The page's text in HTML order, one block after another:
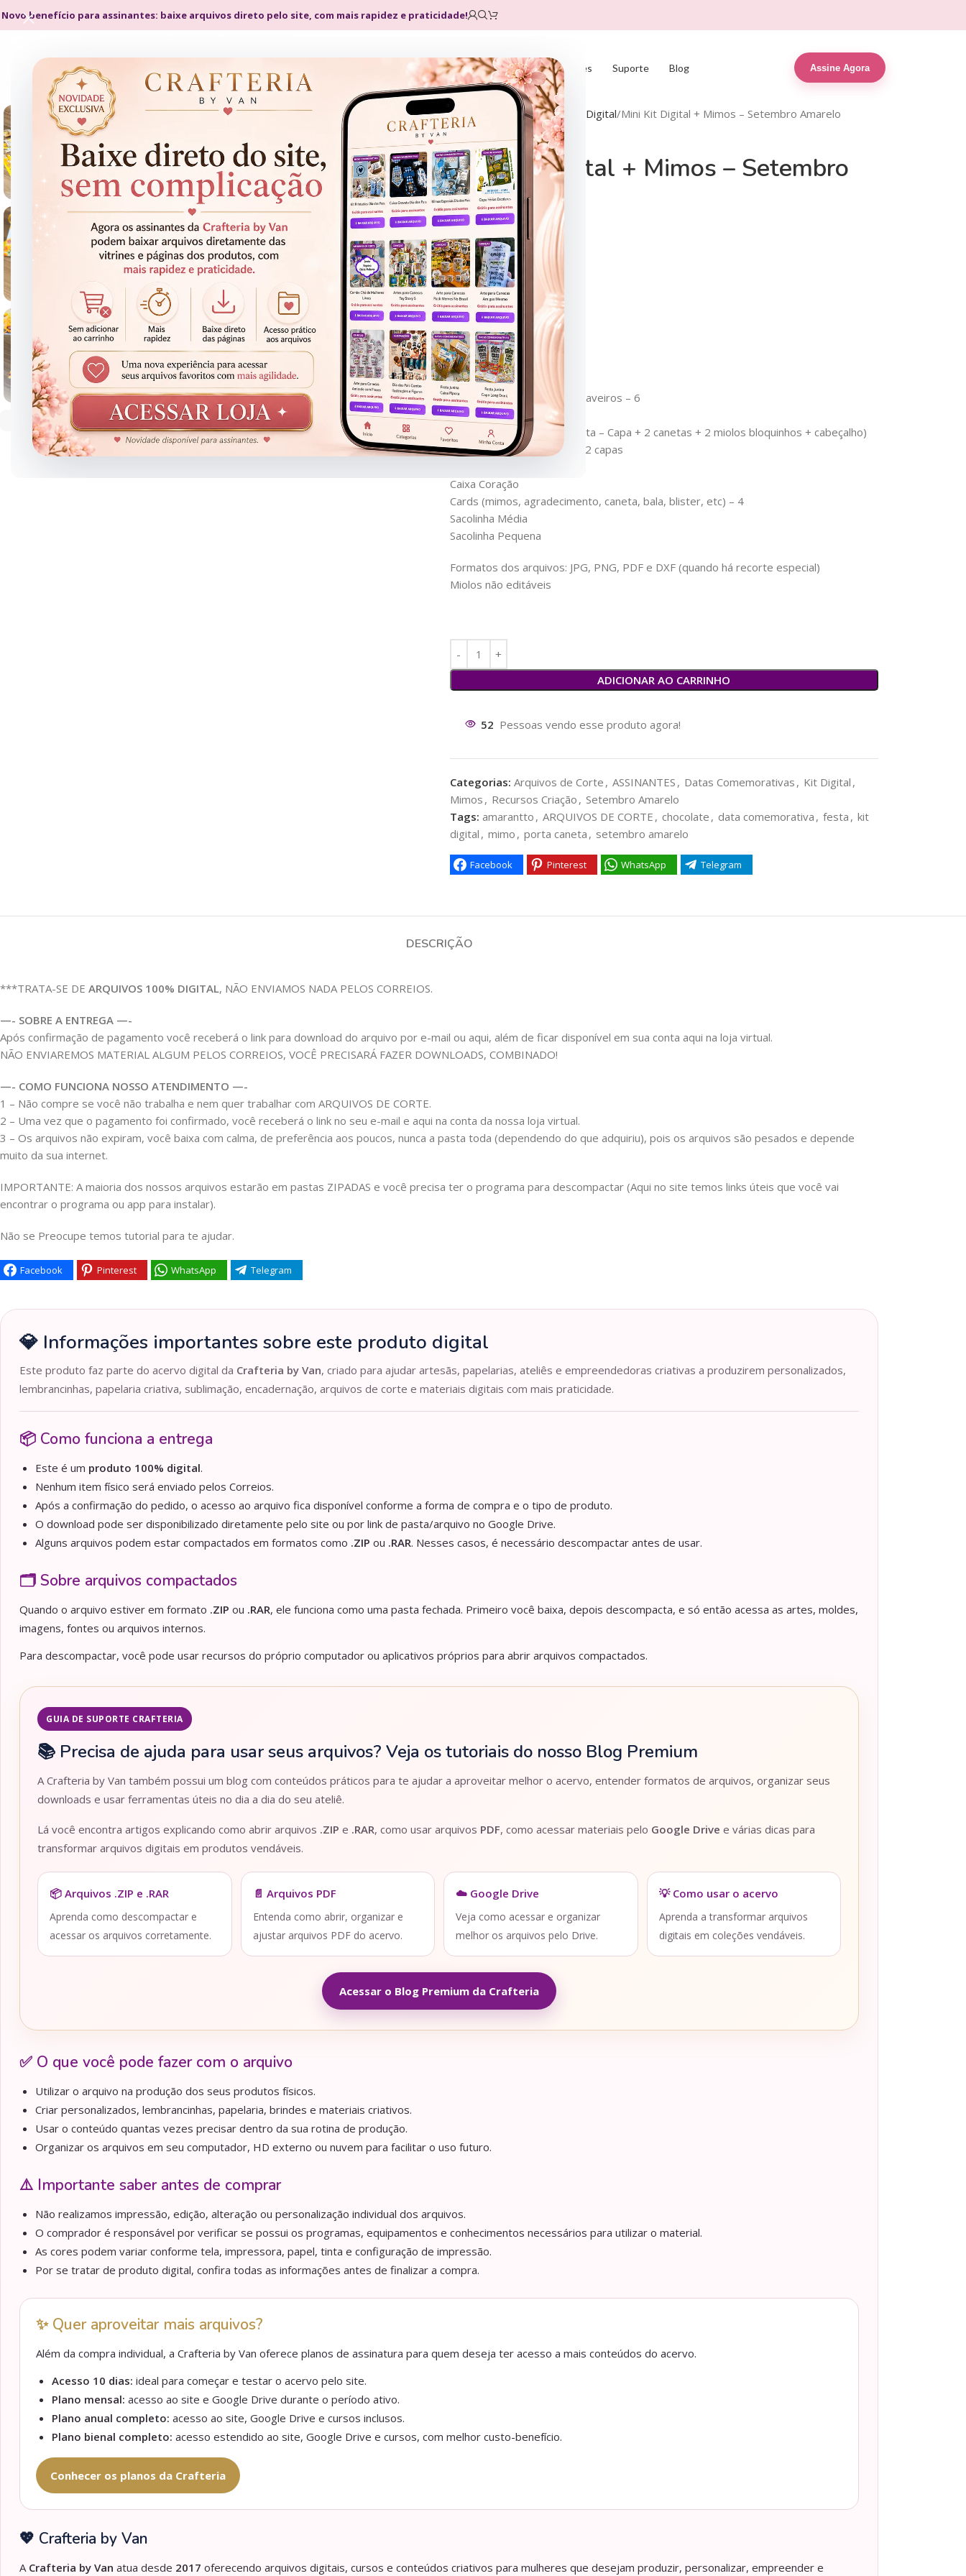
Novo benefício para assinantes: baixe arquivos direto pelo site, com mais rapidez e praticidade!
Home Loja Planos Atualizações Suporte Blog Assine Agora
- 80%
Clique para ampliar
Início Recursos Criação Kit Digital Mini Kit Digital + Mimos – Setembro Amarelo
R$16,00 R$3,90
Mini Kit Digital + Mimos – Setembro
Amarelo
R$10,00 R$ 1,99
Kit Digital:
19 ilustrações
17 papéis digitais (fundos)
27 letterings
Imprimíveis (printables):
Adesivos/Tags/Bottons/Chaveiros – 6
Balinhas – 6
Bloquinho com Capa e Caneta – Capa + 2 canetas + 2 miolos bloquinhos + cabeçalho)
Bloquinhos A6 – 3 miolos + 2 capas
Caixa Coração
Cards (mimos, agradecimento, caneta, bala, blister, etc) – 4
Sacolinha Média
Sacolinha Pequena
Formatos dos arquivos: JPG, PNG, PDF e DXF (quando há recorte especial)
Miolos não editáveis
ADICIONAR AO CARRINHO
49 Pessoas vendo esse produto agora!
Categorias: Arquivos de Corte , ASSINANTES , Datas Comemorativas , Kit Digital ,
Mimos , Recursos Criação , Setembro Amarelo
Tags: amarantto , ARQUIVOS DE CORTE , chocolate , data comemorativa , festa , kit
digital , mimo , porta caneta , setembro amarelo
Facebook Pinterest WhatsApp Telegram
DESCRIÇÃO
***TRATA-SE DE ARQUIVOS 100% DIGITAL, NÃO ENVIAMOS NADA PELOS CORREIOS.
—- SOBRE A ENTREGA —-
Após confirmação de pagamento você receberá o link para download do arquivo por e-mail ou aqui, além de ficar disponível em sua conta aqui na loja virtual.
NÃO ENVIAREMOS MATERIAL ALGUM PELOS CORREIOS, VOCÊ PRECISARÁ FAZER DOWNLOADS, COMBINADO!
—- COMO FUNCIONA NOSSO ATENDIMENTO —-
1 – Não compre se você não trabalha e nem quer trabalhar com ARQUIVOS DE CORTE.
2 – Uma vez que o pagamento foi confirmado, você receberá o link no seu e-mail e aqui na conta da nossa loja virtual.
3 – Os arquivos não expiram, você baixa com calma, de preferência aos poucos, nunca a pasta toda (dependendo do que adquiriu), pois os arquivos são pesados e depende
muito da sua internet.
IMPORTANTE: A maioria dos nossos arquivos estarão em pastas ZIPADAS e você precisa ter o programa para descompactar (Aqui no site temos links úteis que você vai
encontrar o programa ou app para instalar).
Não se Preocupe temos tutorial para te ajudar.
Facebook Pinterest WhatsApp Telegram
💎 Informações importantes sobre este produto digital
Este produto faz parte do acervo digital da Crafteria by Van, criado para ajudar artesãs, papelarias, ateliês e empreendedoras criativas a produzirem personalizados,
lembrancinhas, papelaria criativa, sublimação, encadernação, arquivos de corte e materiais digitais com mais praticidade.
📦 Como funciona a entrega
Este é um produto 100% digital.
Nenhum item físico será enviado pelos Correios.
Após a confirmação do pedido, o acesso ao arquivo fica disponível conforme a forma de compra e o tipo de produto.
O download pode ser disponibilizado diretamente pelo site ou por link de pasta/arquivo no Google Drive.
Alguns arquivos podem estar compactados em formatos como .ZIP ou .RAR. Nesses casos, é necessário descompactar antes de usar.
🗂️ Sobre arquivos compactados
Quando o arquivo estiver em formato .ZIP ou .RAR, ele funciona como uma pasta fechada. Primeiro você baixa, depois descompacta, e só então acessa as artes, moldes,
imagens, fontes ou arquivos internos.
Para descompactar, você pode usar recursos do próprio computador ou aplicativos próprios para abrir arquivos compactados.
GUIA DE SUPORTE CRAFTERIA
📚 Precisa de ajuda para usar seus arquivos? Veja os tutoriais do nosso Blog Premium
A Crafteria by Van também possui um blog com conteúdos práticos para te ajudar a aproveitar melhor o acervo, entender formatos de arquivos, organizar seus
downloads e usar ferramentas úteis no dia a dia do seu ateliê.
Lá você encontra artigos explicando como abrir arquivos .ZIP e .RAR, como usar arquivos PDF, como acessar materiais pelo Google Drive e várias dicas para
transformar arquivos digitais em produtos vendáveis.
📦 Arquivos .ZIP e .RAR
Aprenda como descompactar e
acessar os arquivos corretamente.
📄 Arquivos PDF
Entenda como abrir, organizar e
ajustar arquivos PDF do acervo.
☁️ Google Drive
Veja como acessar e organizar
melhor os arquivos pelo Drive.
💡 Como usar o acervo
Aprenda a transformar arquivos
digitais em coleções vendáveis.
Acessar o Blog Premium da Crafteria
✅ O que você pode fazer com o arquivo
Utilizar o arquivo na produção dos seus produtos físicos.
Criar personalizados, lembrancinhas, papelaria, brindes e materiais criativos.
Usar o conteúdo quantas vezes precisar dentro da sua rotina de produção.
Organizar os arquivos em seu computador, HD externo ou nuvem para facilitar o uso futuro.
⚠️ Importante saber antes de comprar
Não realizamos impressão, edição, alteração ou personalização individual dos arquivos.
O comprador é responsável por verificar se possui os programas, equipamentos e conhecimentos necessários para utilizar o material.
As cores podem variar conforme tela, impressora, papel, tinta e configuração de impressão.
Por se tratar de produto digital, confira todas as informações antes de finalizar a compra.
✨ Quer aproveitar mais arquivos?
Além da compra individual, a Crafteria by Van oferece planos de assinatura para quem deseja ter acesso a mais conteúdos do acervo.
Acesso 10 dias: ideal para começar e testar o acervo pelo site.
Plano mensal: acesso ao site e Google Drive durante o período ativo.
Plano anual completo: acesso ao site, Google Drive e cursos inclusos.
Plano bienal completo: acesso estendido ao site, Google Drive e cursos, com melhor custo-benefício.
Conhecer os planos da Crafteria
💖 Crafteria by Van
A Crafteria by Van atua desde 2017 oferecendo arquivos digitais, cursos e conteúdos criativos para mulheres que desejam produzir, personalizar, empreender e